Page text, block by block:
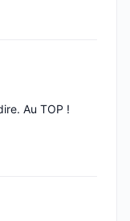
Au TOP !